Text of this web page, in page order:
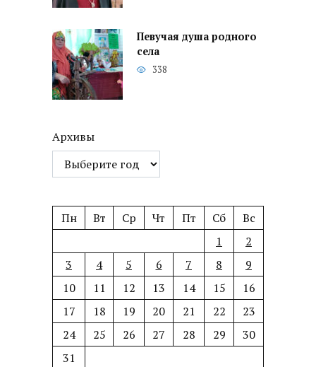
Певучая душа родного
села
338
Архивы
Пн Вт Ср Чт Пт Сб
Вс
1
2
3
4 5 6 7 8
9
10
11 12 13 14 15
16
17
18 19 20 21 22
23
24
25 26 27 28 29
30
31